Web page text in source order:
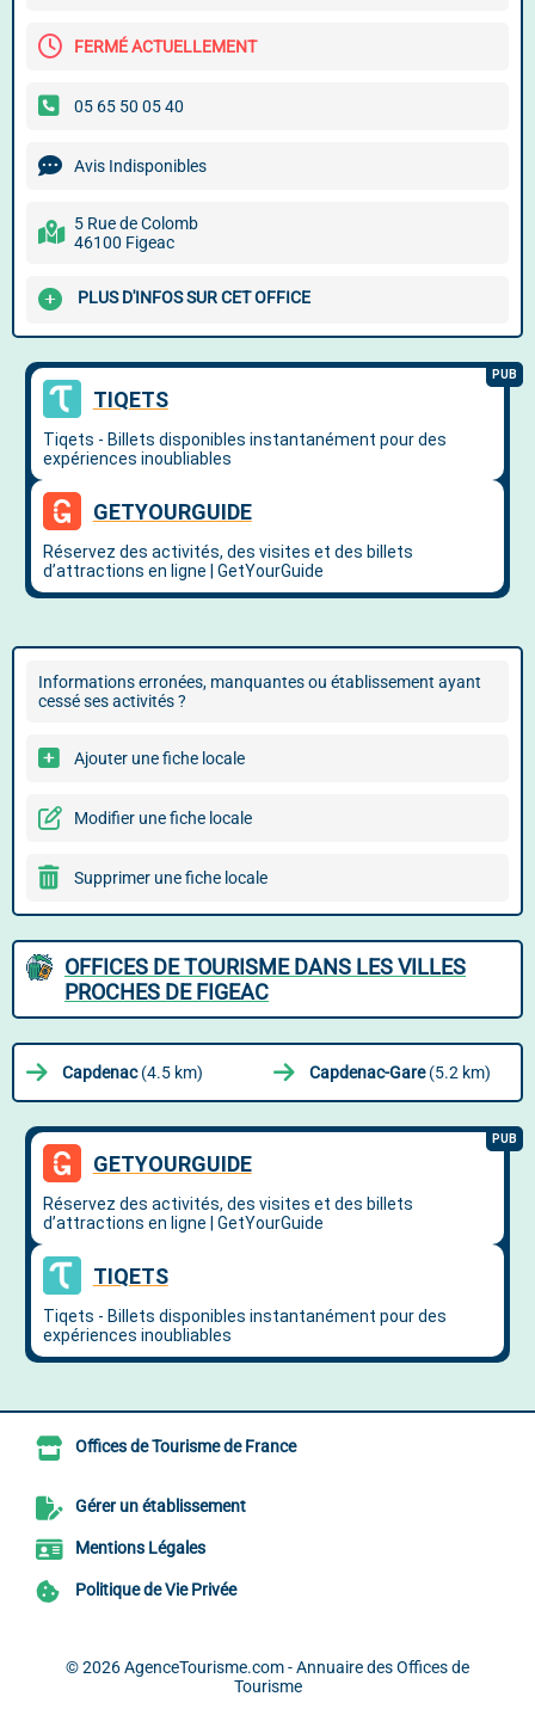
FERMÉ ACTUELLEMENT
05 65 50 05 40
Avis Indisponibles
5 Rue de Colomb
46100 Figeac
PLUS D'INFOS SUR CET OFFICE
Informations erronées, manquantes ou établissement ayant
cessé ses activités ?
Ajouter une fiche locale
Modifier une fiche locale
Supprimer une fiche locale
OFFICES DE TOURISME DANS LES VILLES
PROCHES DE FIGEAC
Capdenac(4.5 km) Capdenac-Gare(5.2 km)
Offices de Tourisme de France
Gérer un établissement
Mentions Légales
Politique de Vie Privée
© 2026AgenceTourisme.com - Annuaire des Offices de
Tourisme